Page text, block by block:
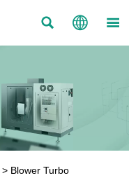
  
> Blower Turbo